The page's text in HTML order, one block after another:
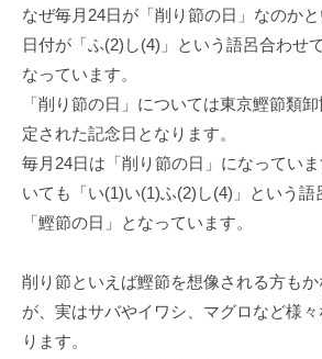
なぜ毎月24日が「削り節の日」なのか
日付が「ふ(2)し(4)」という語呂合わせ
なっています。
「削り節の日」については東京鰹節類
定された記念日となります。
毎月24日は「削り節の日」になってい
いても「い(1)い(1)ふ(2)し(4)」という
「鰹節の日」となっています。
削り節といえば鰹節を想像される方も
が、実はサバやイワシ、マグロなど様
ります。